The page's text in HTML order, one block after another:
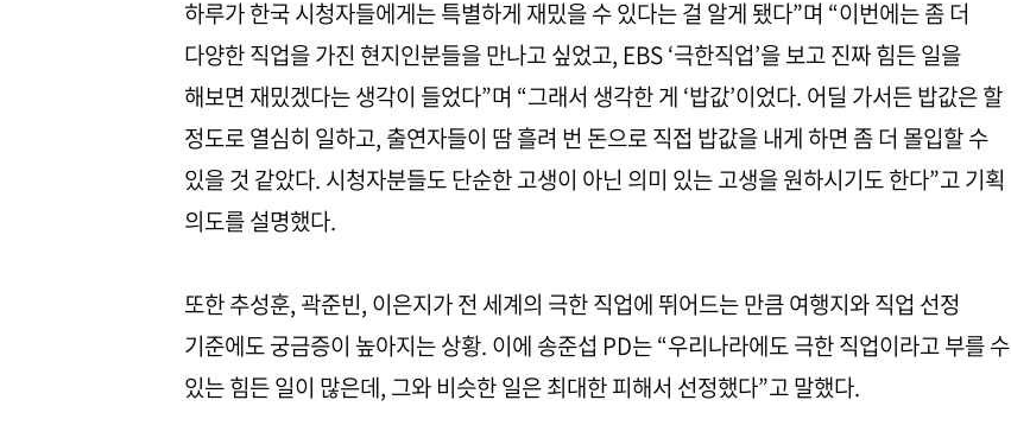
하루가 한국 시청자들에게는 특별하게 재밌을 수 있다는 걸 알게 됐다”며 “이번에는 좀 더
다양한 직업을 가진 현지인분들을 만나고 싶었고, EBS ‘극한직업’을 보고 진짜 힘든 일을
해보면 재밌겠다는 생각이 들었다”며 “그래서 생각한 게 ‘밥값’이었다. 어딜 가서든 밥값은 할
정도로 열심히 일하고, 출연자들이 땀 흘려 번 돈으로 직접 밥값을 내게 하면 좀 더 몰입할 수
있을 것 같았다. 시청자분들도 단순한 고생이 아닌 의미 있는 고생을 원하시기도 한다”고 기획
의도를 설명했다.
또한 추성훈, 곽준빈, 이은지가 전 세계의 극한 직업에 뛰어드는 만큼 여행지와 직업 선정
기준에도 궁금증이 높아지는 상황. 이에 송준섭 PD는 “우리나라에도 극한 직업이라고 부를 수
있는 힘든 일이 많은데, 그와 비슷한 일은 최대한 피해서 선정했다”고 말했다.